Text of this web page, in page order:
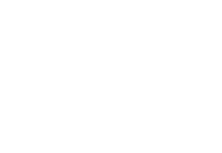
Du kan uddanne dig til skiinstruktør
niveau i Den Danske Skiskole,
Skiskole, med efterfølgende
også vælge at fokusere på din egen
Uanset om du er begynder, ekspert